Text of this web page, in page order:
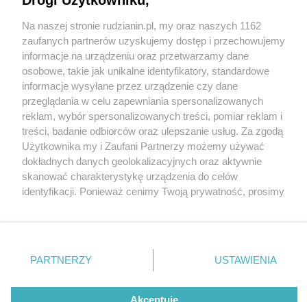
4 / 0
Wydawca mediów
Nie zapomnij
zapoznać się z:
polityką prywatności regulamin korzystania z portali
Twojemiasto
Piekary Śląskie
Chorzów
Tarnowskie Góry
Gliwice
Skontakuj sięz nami
Kontakt
Wydawca
Redakcja
Na naszej stronie rudzianin.pl, my oraz naszych 1162
zaufanych partnerów uzyskujemy dostęp i przechowujemy
informacje na urządzeniu oraz przetwarzamy dane
osobowe, takie jak unikalne identyfikatory, standardowe
informacje wysyłane przez urządzenie czy dane
przeglądania w celu zapewniania spersonalizowanych
reklam, wybór spersonalizowanych treści, pomiar reklam i
treści, badanie odbiorców oraz ulepszanie usług. Za zgodą
Użytkownika my i Zaufani Partnerzy możemy używać
dokładnych danych geolokalizacyjnych oraz aktywnie
skanować charakterystykę urządzenia do celów
identyfikacji. Ponieważ cenimy Twoją prywatność, prosimy
prywatności znajdujący się w lewym dolnym rogu strony
. Niektóre rodzaje przetwarzania danych nie wymagają
zgody użytkownika, ale masz prawo sprzeciwić się
takiemu przetwarzaniu. Preferencje będą miały
PARTNERZY USTAWIENIA
Akceptuję